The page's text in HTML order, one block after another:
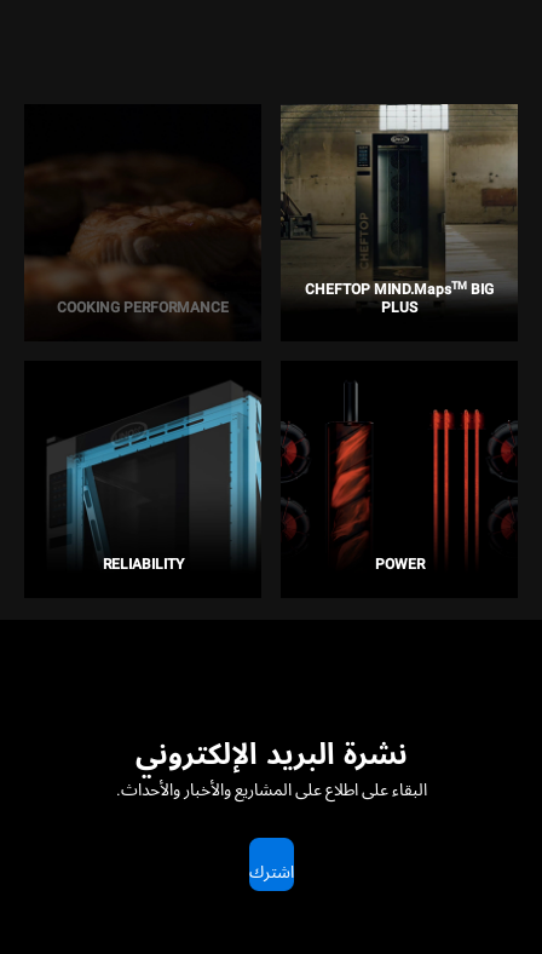
CHEFTOP MIND.MapsTM BIG
PLUS
COOKING PERFORMANCE
POWER
RELIABILITY
نشرة البريد الإلكتروني
البقاء على اطلاع على المشاريع والأخبار والأحداث.
اشترك